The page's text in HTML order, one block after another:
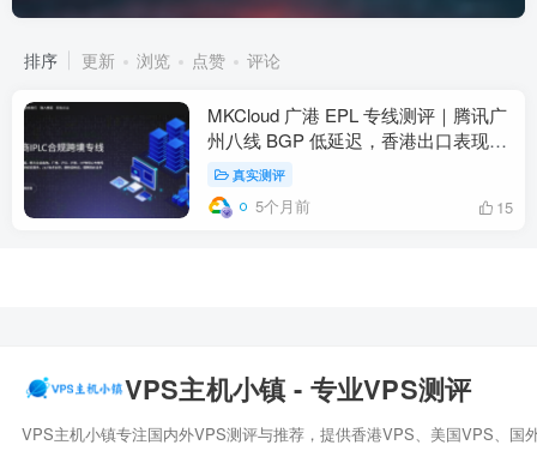
排序 更新 浏览 点赞 评论
MKCloud 广港 EPL 专线测评｜腾讯广
州八线 BGP 低延迟，香港出口表现如
何？真实测评
5个月前 15
VPS主机小镇 - 专业VPS测评
VPS主机小镇专注国内外VPS测评与推荐，提供香港VPS、美国VPS、国